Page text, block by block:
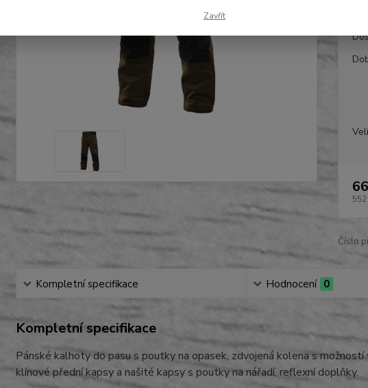
552
Číslo
Kompletní specifikace Hodnocení 0
Kompletní specifikace
Pánské kalhoty do pasu s poutky na opasek, zdvojená kolena s
klínové přední kapsy a našité kapsy s poutky na nářadí, reflexní doplňky.
Zavřít